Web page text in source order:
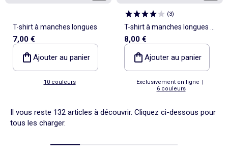
T-shirt à manches longues
7,00 €
Ajouter au panier
10 couleurs
(3)
T-shirt à manches longues à
col rond
8,00 €
Ajouter au panier
Exclusivement en ligne |
6 couleurs
Il vous reste 132 articles à découvrir. Cliquez ci-dessous pour
tous les charger.